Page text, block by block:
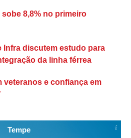
8,8% no primeiro
Infra discutem estudo para
da linha férrea
veteranos e confiança em
Tempe